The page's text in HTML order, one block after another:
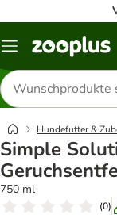
Menü
Produkte
suchen
Hundefutter &
Simple
750 ml
(0)